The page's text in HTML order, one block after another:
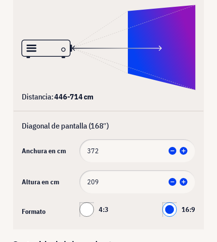
Distancia:446-714cm
Diagonal de pantalla (168″)
Anchura en cm
Altura en cm
Formato 4:3 16:9